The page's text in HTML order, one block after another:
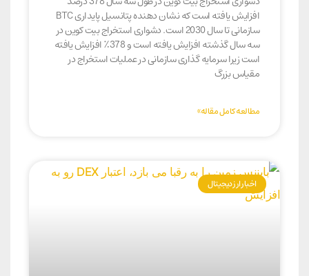
افزایش یافته است که نشان دهنده پتانسیل پایداری BTC
سازمانی تا سال 2030 است. دشواری استخراج بیت کوین در
سه سال گذشته افزایش یافته است و 378٪ افزایش یافته
است زیرا سرمایه گذاری سازمانی در عملیات استخراج در
مقیاس بزرگ
مطالعه کامل مقاله»
اخبار ارز دیجیتال